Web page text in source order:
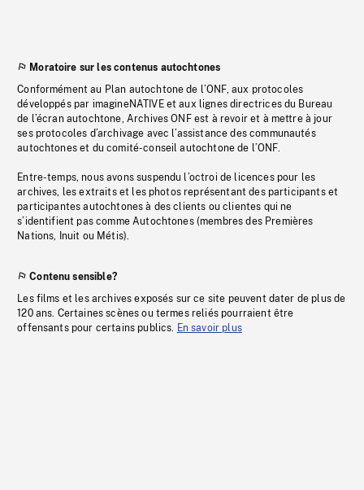
Moratoire sur les contenus autochtones
Conformément au Plan autochtone de l’ONF, aux protocoles
développés par imagineNATIVE et aux lignes directrices du Bureau
de l’écran autochtone, Archives ONF est à revoir et à mettre à jour
ses protocoles d’archivage avec l’assistance des communautés
autochtones et du comité-conseil autochtone de l’ONF.
Entre-temps, nous avons suspendu l’octroi de licences pour les
archives, les extraits et les photos représentant des participants et
participantes autochtones à des clients ou clientes qui ne
s’identifient pas comme Autochtones (membres des Premières
Nations, Inuit ou Métis).
Contenu sensible?
Les films et les archives exposés sur ce site peuvent dater de plus de
120 ans. Certaines scènes ou termes reliés pourraient être
offensants pour certains publics. En savoir plus